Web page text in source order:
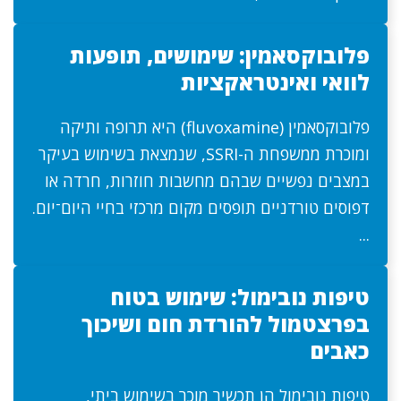
פלובוקסאמין: שימושים, תופעות
לוואי ואינטראקציות
פלובוקסאמין (fluvoxamine) היא תרופה ותיקה
ומוכרת ממשפחת ה-SSRI, שנמצאת בשימוש בעיקר
במצבים נפשיים שבהם מחשבות חוזרות, חרדה או
דפוסים טורדניים תופסים מקום מרכזי בחיי היום־יום.
...
טיפות נובימול: שימוש בטוח
בפרצטמול להורדת חום ושיכוך
כאבים
טיפות נובימול הן תכשיר מוכר בשימוש ביתי,